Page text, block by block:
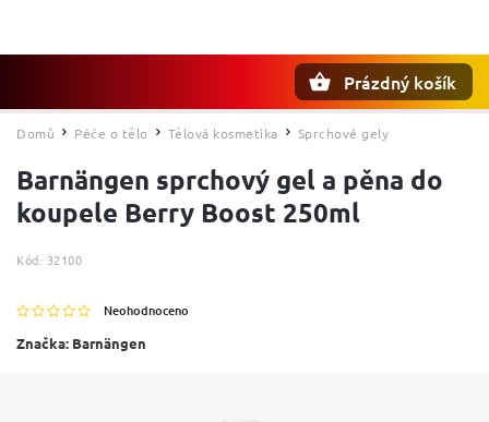
Prázdný košík
Domů / Péče o tělo / Tělová kosmetika / Sprchové gely
Barnängen sprchový gel a pěna do
koupele Berry Boost 250ml
Kód: 32100
Neohodnoceno
Značka: Barnängen